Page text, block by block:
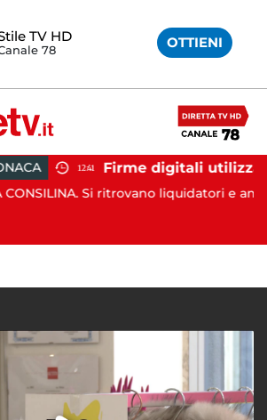
TV HD
78 OTTIENI
12:41
Si ritrovano liquidatori e